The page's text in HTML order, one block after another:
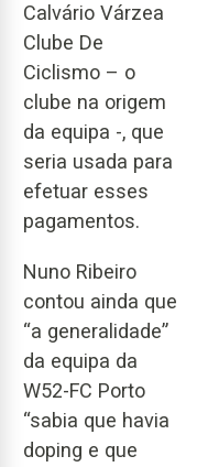
Calvário Várzea
Clube De
Ciclismo – o
clube na origem
da equipa -, que
seria usada para
efetuar esses
pagamentos.
Nuno Ribeiro
contou ainda que
“a generalidade”
da equipa da
W52-FC Porto
“sabia que havia
doping e que